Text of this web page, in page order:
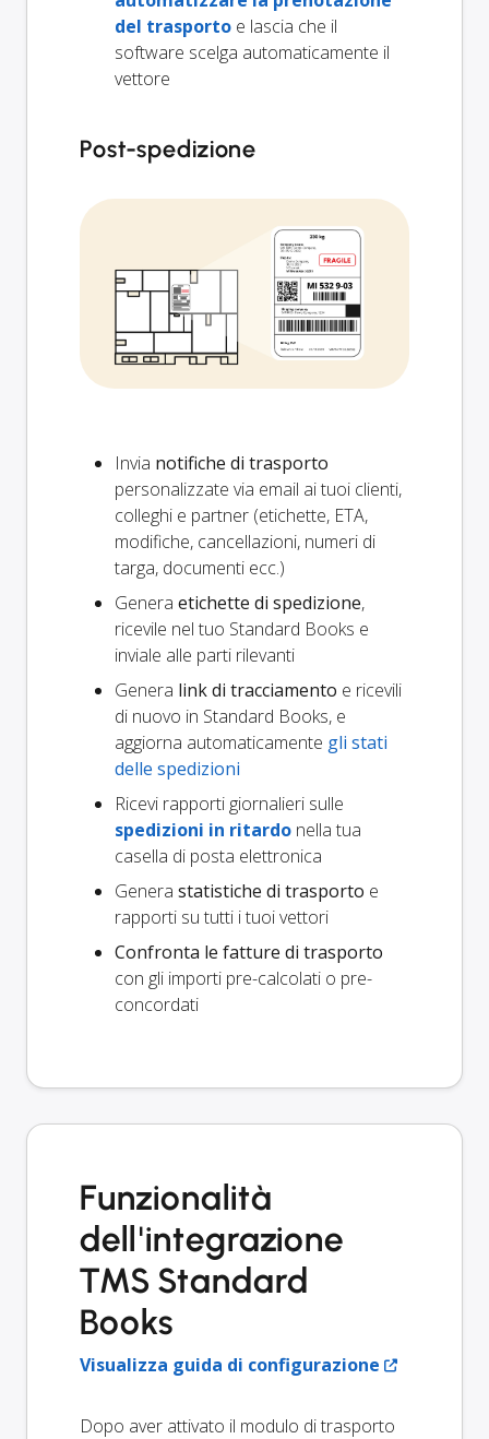
del trasporto e lascia che il
software scelga automaticamente il
vettore
Post-spedizione
Invia notifiche di trasporto
personalizzate via email ai tuoi clienti,
colleghi e partner (etichette, ETA,
modifiche, cancellazioni, numeri di
targa, documenti ecc.)
Genera etichette di spedizione,
ricevile nel tuo Standard Books e
inviale alle parti rilevanti
Genera link di tracciamento e ricevili
di nuovo in Standard Books, e
aggiorna automaticamente gli stati
delle spedizioni
Ricevi rapporti giornalieri sulle
spedizioni in ritardo nella tua
casella di posta elettronica
Genera statistiche di trasporto e
rapporti su tutti i tuoi vettori
Confronta le fatture di trasporto
con gli importi pre-calcolati o pre-
concordati
Funzionalità
dell'integrazione
TMS Standard
Books
Visualizza guida di configurazione
Dopo aver attivato il modulo di trasporto